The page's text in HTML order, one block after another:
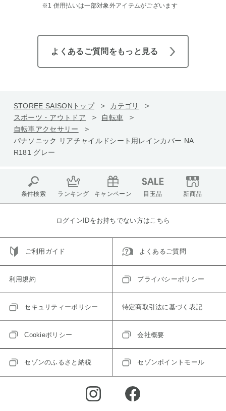
※1 併用払いは一部対象外アイテムがございます
よくあるご質問をもっと見る
STOREE SAISONトップ
カテゴリ
スポーツ・アウトドア
自転車
自転車アクセサリー
パナソニック リアチャイルドシート用レインカバー NA
R181 グレー
条件検索 ランキング キャンペーン 目玉品 新商品
ログインIDをお持ちでない方はこちら
ご利用ガイド よくあるご質問
利用規約 プライバシーポリシー
セキュリティーポリシー 特定商取引法に基づく表記
Cookieポリシー 会社概要
セゾンのふるさと納税 セゾンポイントモール